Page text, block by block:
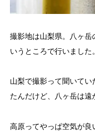
撮影地は山梨県。八ヶ岳
いうところで行いました。
山梨で撮影って聞いて
たんだけど、八ヶ岳は遠
高原ってやっぱ空気が良